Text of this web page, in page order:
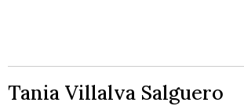
Tania Villalva Salguero